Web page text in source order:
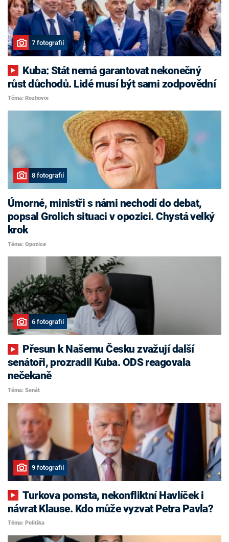
7 fotografií
růst důchodů. Lidé musí být sami zodpovědní
Téma: Rozhovor
8 fotografií
Úmorné, ministři s námi nechodí do debat,
popsal Grolich situaci v opozici. Chystá velký
krok
Téma: Opozice
6 fotografií
senátoři, prozradil Kuba. ODS reagovala
nečekaně
Téma: Senát
9 fotografií
Turkova pomsta, nekonfliktní Havlíček i
návrat Klause. Kdo může vyzvat Petra Pavla?
Téma: Politika